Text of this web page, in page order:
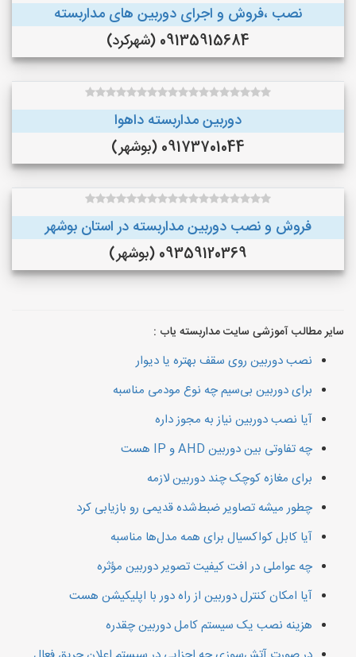
نصب ،فروش و اجرای دوربین های مداربسته
09135915684 (شهرکرد)
دوربین مداربسته داهوا
09173701044 (بوشهر)
فروش و نصب دوربین مداربسته در استان بوشهر
09359120369 (بوشهر)
سایر مطالب آموزشی سایت مداربسته یاب :
نصب دوربین روی سقف بهتره یا دیوار
برای دوربین بی‌سیم چه نوع مودمی مناسبه
آیا نصب دوربین نیاز به مجوز داره
چه تفاوتی بین دوربین AHD و IP هست
برای مغازه کوچک چند دوربین لازمه
چطور میشه تصاویر ضبط‌شده قدیمی رو بازیابی کرد
آیا کابل کواکسیال برای همه مدل‌ها مناسبه
چه عواملی در افت کیفیت تصویر دوربین مؤثره
آیا امکان کنترل دوربین از راه دور با اپلیکیشن هست
هزینه نصب یک سیستم کامل دوربین چقدره